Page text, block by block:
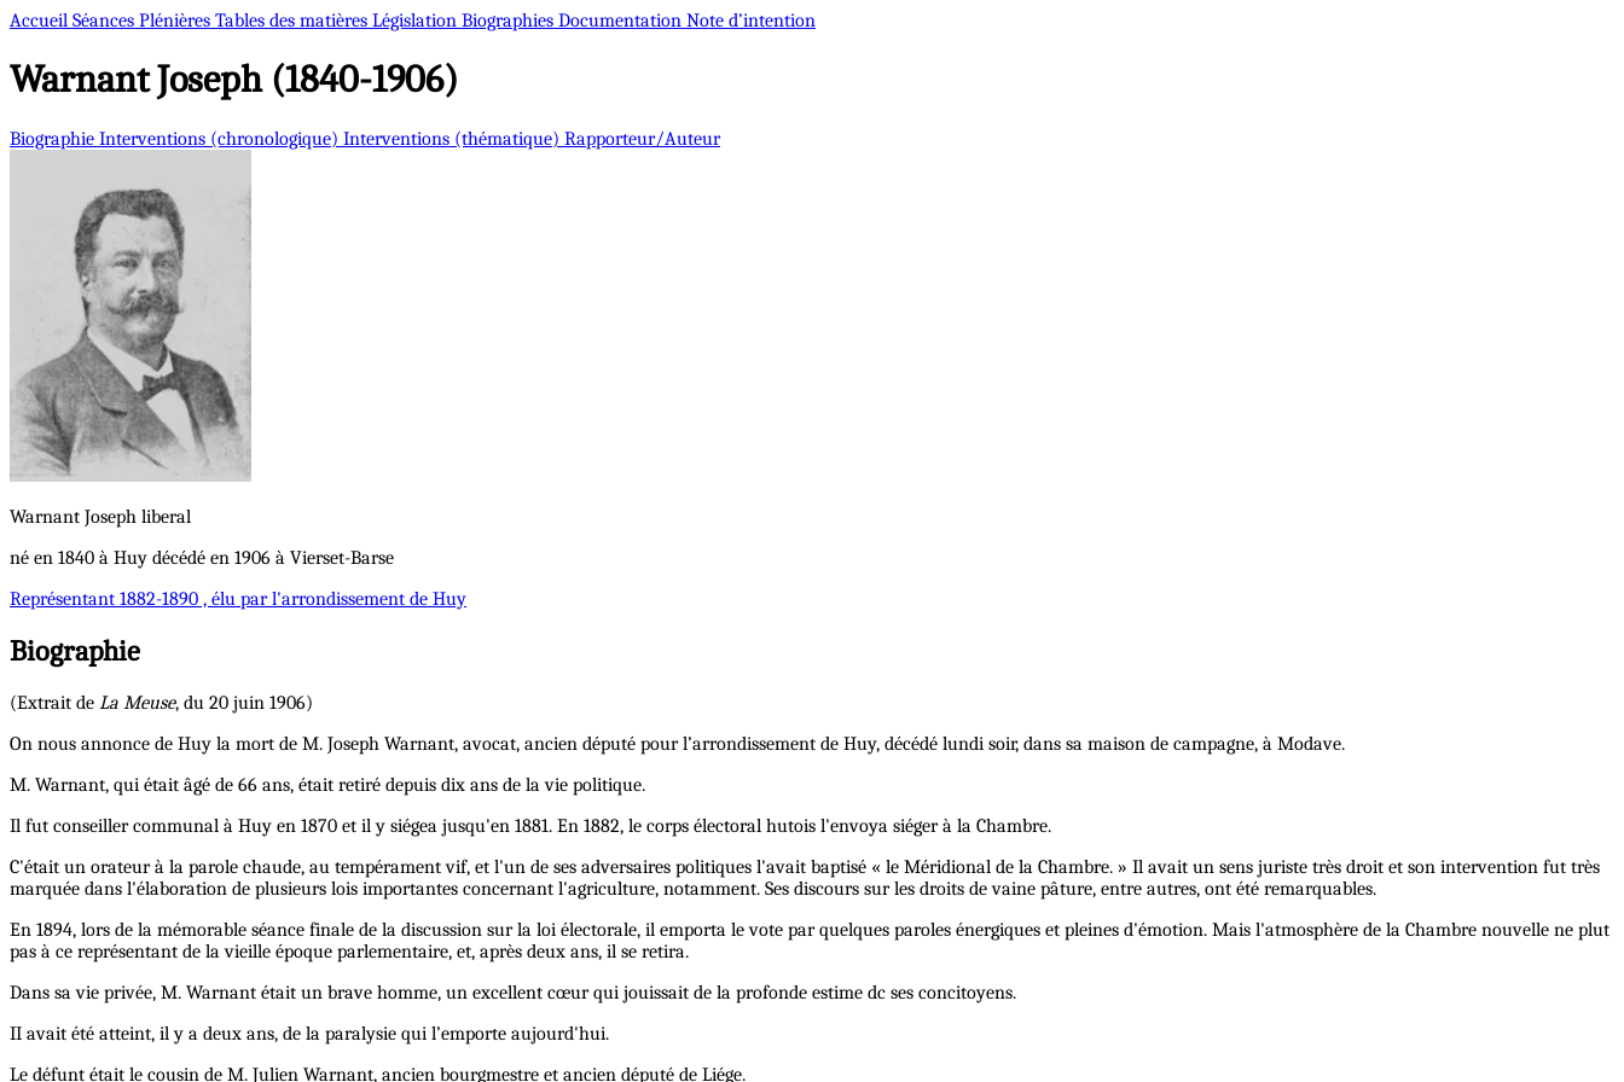
Accueil Séances Plénières Tables des matières Législation Biographies Documentation Note d’intention
WarnantJoseph (1840-1906)
Biographie Interventions (chronologique) Interventions (thématique) Rapporteur/Auteur
Warnant Joseph liberal
né en 1840 à Huy décédé en 1906 à Vierset-Barse
Représentant 1882-1890 , élu par l'arrondissement de Huy
Biographie
(Extrait de La Meuse, du 20 juin 1906)
On nous annonce de Huy la mort de M. Joseph Warnant, avocat, ancien député pour l’arrondissement de Huy, décédé lundi soir, dans sa maison de campagne, à Modave.
M. Warnant, qui était âgé de 66 ans, était retiré depuis dix ans de la vie politique.
Il fut conseiller communal à Huy en 1870 et il y siégea jusqu'en 1881. En 1882, le corps électoral hutois l'envoya siéger à la Chambre.
C'était un orateur à la parole chaude, au tempérament vif, et l'un de ses adversaires politiques l'avait baptisé « le Méridional de la Chambre. » Il avait un sens juriste très droit et son intervention fut très
marquée dans l'élaboration de plusieurs lois importantes concernant l'agriculture, notamment. Ses discours sur les droits de vaine pâture, entre autres, ont été remarquables.
En 1894, lors de la mémorable séance finale de la discussion sur la loi électorale, il emporta le vote par quelques paroles énergiques et pleines d'émotion. Mais l'atmosphère de la Chambre nouvelle ne plut
pas à ce représentant de la vieille époque parlementaire, et, après deux ans, il se retira.
Dans sa vie privée, M. Warnant était un brave homme, un excellent cœur qui jouissait de la profonde estime dc ses concitoyens.
II avait été atteint, il y a deux ans, de la paralysie qui l’emporte aujourd'hui.
Le défunt était le cousin de M. Julien Warnant, ancien bourgmestre et ancien député de Liége.